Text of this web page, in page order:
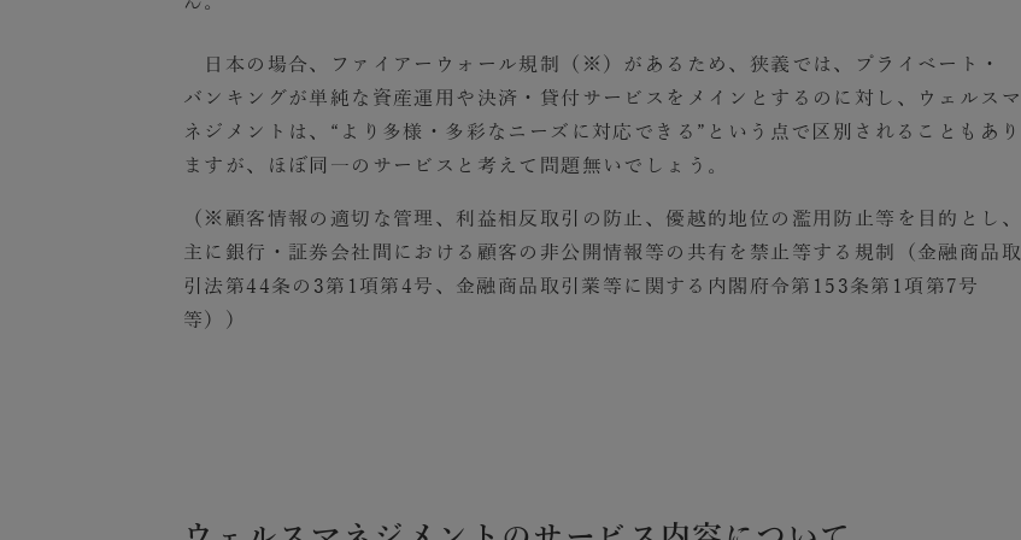
日本の場合、ファイアーウォール規制（※）があるため、狭義では、プライベート・
バンキングが単純な資産運用や決済・貸付サービスをメインとするのに対し、ウェルスマ
ネジメントは、“より多様・多彩なニーズに対応できる”という点で区別されることもあり
ますが、ほぼ同一のサービスと考えて問題無いでしょう。
（※顧客情報の適切な管理、利益相反取引の防止、優越的地位の濫用防止等を目的とし、
主に銀行・証券会社間における顧客の非公開情報等の共有を禁止等する規制（金融商品取
引法第44条の3第1項第4号、金融商品取引業等に関する内閣府令第153条第1項第7号
等））